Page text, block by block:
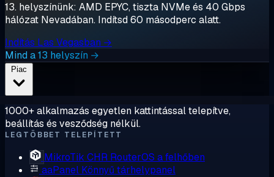
13. helyszínünk: AMD EPYC, tiszta NVMe és 40 Gbps
hálózat Nevadában. Indítsd 60 másodperc alatt.
Indítás Las Vegasban →
Mind a 13 helyszín →
1000+ alkalmazás egyetlen kattintással telepítve,
beállítás és vesződség nélkül.
LEGTÖBBET TELEPÍTETT
MikroTik CHR RouterOS a felhőben
aaPanel Könnyű tárhelypanel